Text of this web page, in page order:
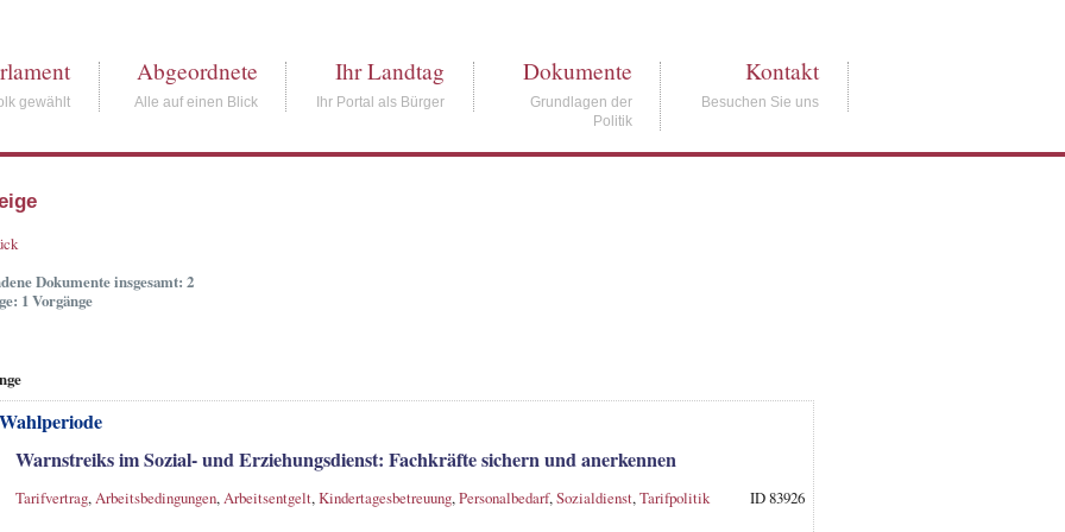
gewählt
Abgeordnete
Alle auf einen Blick
Ihr Landtag
Ihr Portal als Bürger
Dokumente
Grundlagen der
Politik
Kontakt
Besuchen Sie uns
Dokumente insgesamt: 2
1 Vorgänge
Warnstreiks im Sozial- und Erziehungsdienst: Fachkräfte sichern und anerkennen
Tarifvertrag,Arbeitsbedingungen,Arbeitsentgelt,Kindertagesbetreuung,Personalbedarf,Sozialdienst,Tarifpolitik ID 83926